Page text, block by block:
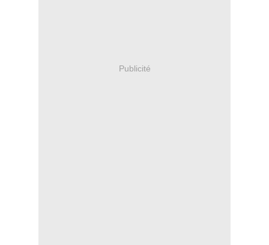
Publicité